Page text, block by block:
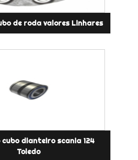
de roda valores Linhares
dianteiro scania 124
Toledo